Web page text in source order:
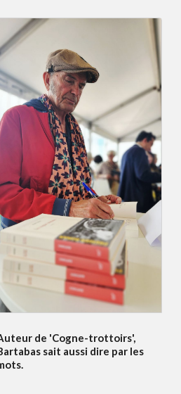
de 'Cogne-trottoirs',
sait aussi dire par les